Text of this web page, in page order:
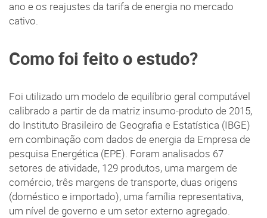
ano e os reajustes da tarifa de energia no mercado
cativo.
Como foi feito o estudo?
Foi utilizado um modelo de equilíbrio geral computável
calibrado a partir de da matriz insumo-produto de 2015,
do Instituto Brasileiro de Geografia e Estatística (IBGE)
em combinação com dados de energia da Empresa de
pesquisa Energética (EPE). Foram analisados 67
setores de atividade, 129 produtos, uma margem de
comércio, três margens de transporte, duas origens
(doméstico e importado), uma família representativa,
um nível de governo e um setor externo agregado.